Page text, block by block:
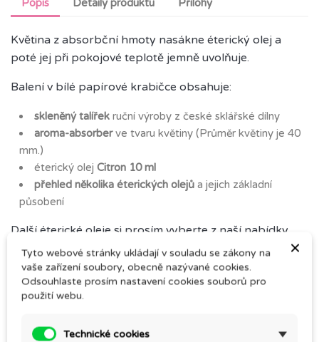
Květina z absorbční hmoty nasákne éterický olej a
poté jej při pokojové teplotě jemně uvolňuje.
Balení v bílé papírové krabičce obsahuje:
skleněný talířek ruční výroby z české sklářské dílny
aroma-absorberve tvaru květiny (Průměr květiny je 40
mm.)
éterický olej Citron 10 ml
přehled několika éterických olejů a jejich základní
působení
Další éterické oleje si prosím vyberte z naší nabídky
éterických olejů.
Pro inspiraci jaký éterický olej například vybrat:
Pro pročištění prostoru
×
Tyto webové stránky ukládají v souladu se zákony na
vaše zařízení soubory, obecně nazývané cookies.
Odsouhlaste prosím nastavení cookies souborů pro
použití webu.
Technické cookies